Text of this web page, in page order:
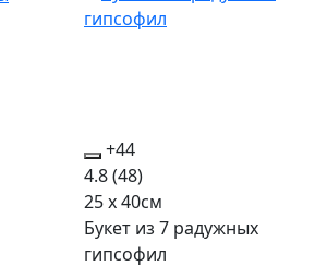
+44
4.8(48)
25 x 40см
Букет из 7 радужных
гипсофил